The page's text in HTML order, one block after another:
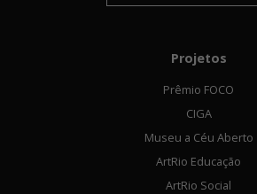
Projetos
Prêmio FOCO
CIGA
Museu a Céu Aberto
ArtRio Educação
ArtRio Social